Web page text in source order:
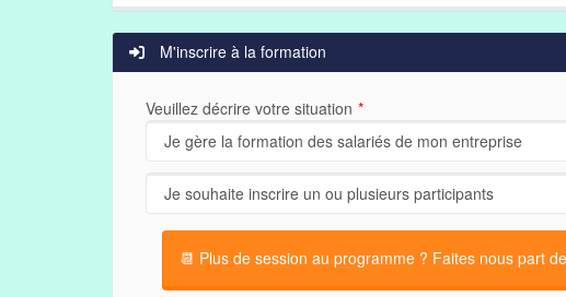
M'inscrire à la formation
Veuillez décrire votre situation
📆 Plus de session au programme ? Faites nous part